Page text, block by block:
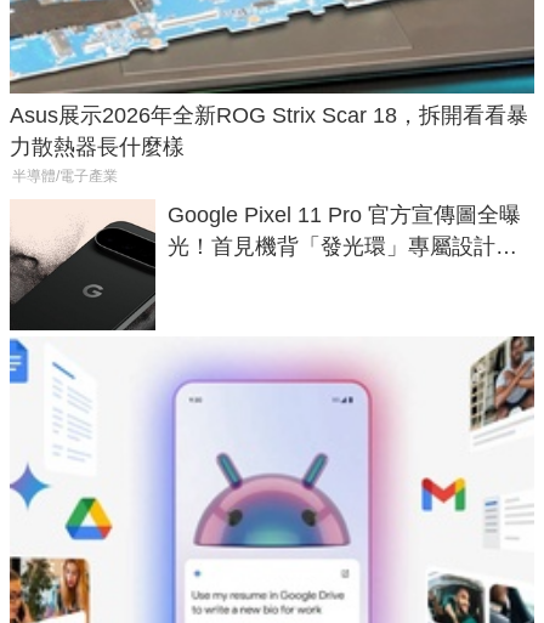
Asus展示2026年全新ROG Strix Scar 18，拆開看看暴
力散熱器長什麼樣
半導體/電子產業
Google Pixel 11 Pro 官方宣傳圖全曝
光！首見機背「發光環」專屬設計、